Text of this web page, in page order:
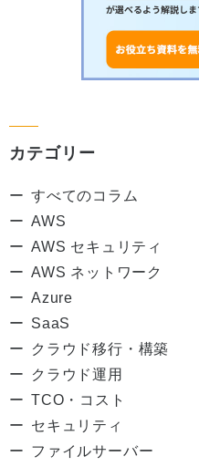
カテゴリー
すべてのコラム
AWS
AWS セキュリティ
AWS ネットワーク
Azure
SaaS
クラウド移行・構築
クラウド運用
TCO・コスト
セキュリティ
ファイルサーバー